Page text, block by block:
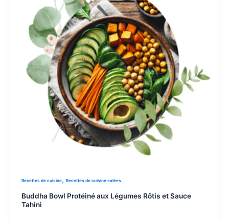
Recettes de cuisine, Recettes de cuisine salées
Buddha Bowl Protéiné aux Légumes Rôtis et Sauce
Tahini